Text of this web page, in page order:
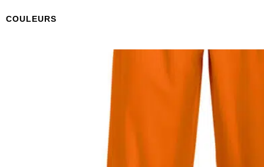
COULEURS